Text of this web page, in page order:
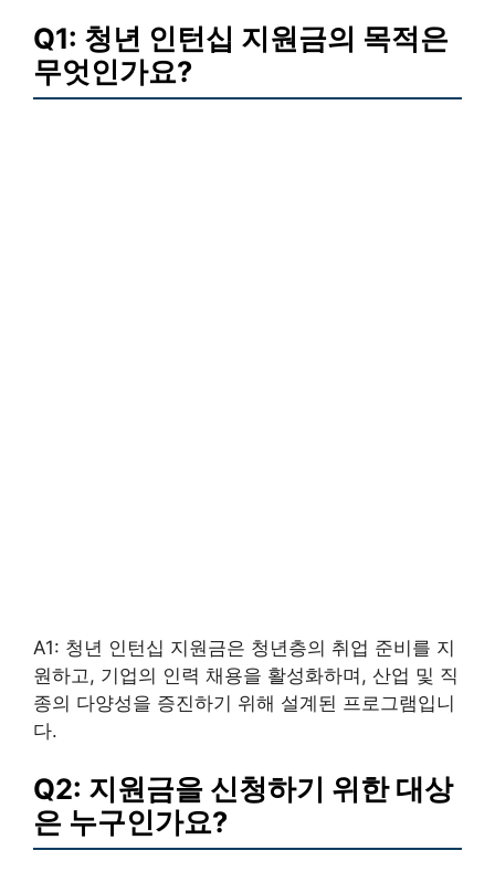
Q1: 청년 인턴십 지원금의 목적은
무엇인가요?
A1: 청년 인턴십 지원금은 청년층의 취업 준비를 지
원하고, 기업의 인력 채용을 활성화하며, 산업 및 직
종의 다양성을 증진하기 위해 설계된 프로그램입니
다.
Q2: 지원금을 신청하기 위한 대상
은 누구인가요?